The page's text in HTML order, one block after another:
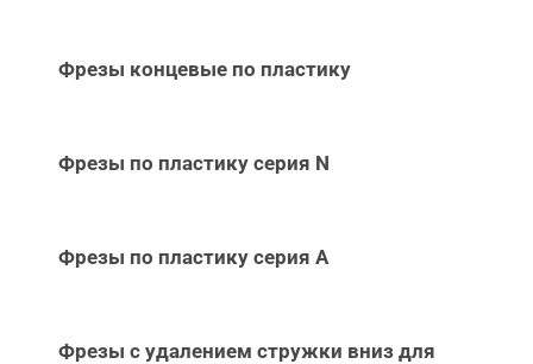
Фрезы концевые по пластику
Фрезы по пластику серия N
Фрезы по пластику серия А
Фрезы с удалением стружки вниз для